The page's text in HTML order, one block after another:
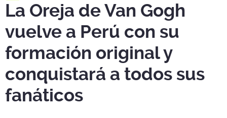
La Oreja de Van Gogh
vuelve a Perú con su
formación original y
conquistará a todos sus
fanáticos